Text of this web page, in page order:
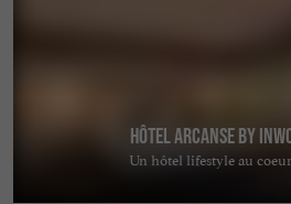
Hôtel Arcanse by
Un hôtel lifestyle au